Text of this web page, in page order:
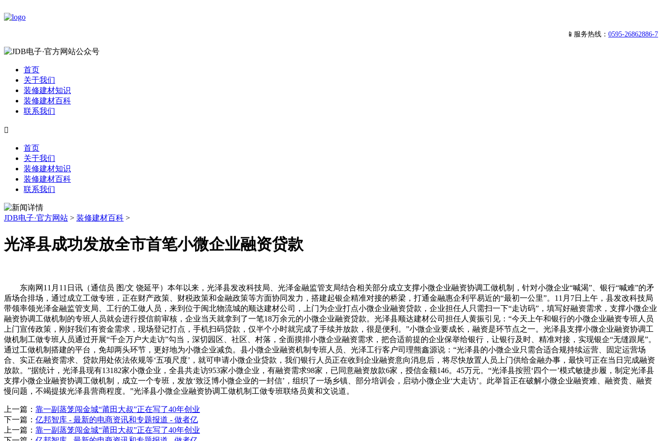
📱服务热线： 0595-26862886-7
首页
关于我们
装修建材知识
装修建材百科
联系我们

首页
关于我们
装修建材知识
装修建材百科
联系我们
JDB电子·官方网站 > 装修建材百科 >
光泽县成功发放全市首笔小微企业融资贷款
东南网11月11日讯（通信员 图/文 饶延平）本年以来，光泽县发改科技局、光泽金融监管支局结合相关部分成立支撑小微企业融资协调工做机制，针对小微企业“喊渴”、银行“喊难”的矛
盾场合排场，通过成立工做专班，正在财产政策、财税政策和金融政策等方面协同发力，搭建起银企精准对接的桥梁，打通金融惠企利平易近的“最初一公里”。11月7日上午，县发改科技局
带领率领光泽金融监管支局、工行的工做人员，来到位于闽北物流城的顺达建材公司，上门为企业打点小微企业融资贷款，企业担任人只需扫一下“走访码”，填写好融资需求，支撑小微企业
融资协调工做机制的专班人员就会进行授信前审核，企业当天就拿到了一笔18万余元的小微企业融资贷款。光泽县顺达建材公司担任人黄振引见：“今天上午和银行的小微企业融资专班人员
上门宣传政策，刚好我们有资金需求，现场登记打点，手机扫码贷款，仅半个小时就完成了手续并放款，很是便利。”小微企业要成长，融资是环节点之一。光泽县支撑小微企业融资协调工
做机制工做专班人员通过开展“千企万户大走访”勾当，深切园区、社区、村落，全面摸排小微企业融资需求，把合适前提的企业保举给银行，让银行及时、精准对接，实现银企“无缝跟尾”。
通过工做机制搭建的平台，免却两头环节，更好地为小微企业减负。县小微企业融资机制专班人员、光泽工行客户司理熊鑫源说：“光泽县的小微企业只需合适合规持续运营、固定运营场
合、实正在融资需求、贷款用处依法依规等‘五项尺度’，就可申请小微企业贷款，我们银行人员正在收到企业融资意向消息后，将尽快放置人员上门供给金融办事，最快可正在当日完成融资
放款。”据统计，光泽县现有13182家小微企业，全县共走访953家小微企业，有融资需求98家，已同意融资放款6家，授信金额146。45万元。“光泽县按照‘四个一’模式敏捷步履，制定光泽县
支撑小微企业融资协调工做机制，成立一个专班，发放‘致泛博小微企业的一封信’，组织了一场乡镇、部分培训会，启动小微企业‘大走访’。此举旨正在破解小微企业融资难、融资贵、融资
慢问题，不竭提拔光泽县营商程度。”光泽县小微企业融资协调工做机制工做专班联络员黄和文说道。
上一篇： 靠一副蒸笼闯金城“莆田大叔”正在写了40年创业
下一篇： 亿邦智库 - 最新的电商资讯和专题报道 - 做者亿
上一篇： 靠一副蒸笼闯金城“莆田大叔”正在写了40年创业